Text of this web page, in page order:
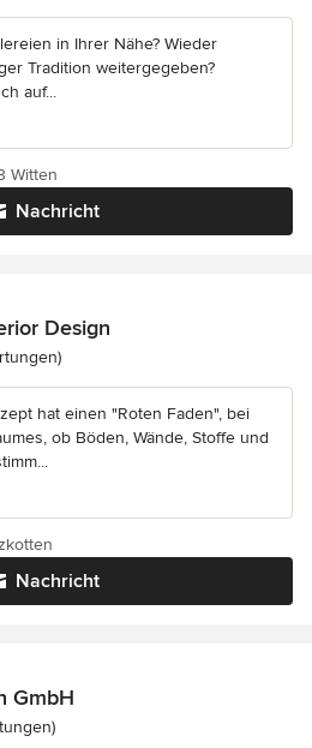
in Ihrer Nähe? Wieder
Tradition weitergegeben?
auf...
Nachricht
Witten
Design
4.9 von 5 Sternen
hat einen "Roten Faden", bei
ob Böden, Wände, Stoffe und
Nachricht
GmbH
4.8 von 5 Sternen